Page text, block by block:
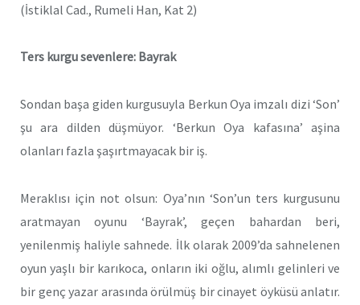
(İstiklal Cad., Rumeli Han, Kat 2)
Ters kurgu sevenlere: Bayrak
Sondan başa giden kurgusuyla Berkun Oya imzalı dizi ‘Son’
şu ara dilden düşmüyor. ‘Berkun Oya kafasına’ aşina
olanları fazla şaşırtmayacak bir iş.
Meraklısı için not olsun: Oya’nın ‘Son’un ters kurgusunu
aratmayan oyunu ‘Bayrak’, geçen bahardan beri,
yenilenmiş haliyle sahnede. İlk olarak 2009’da sahnelenen
oyun yaşlı bir karıkoca, onların iki oğlu, alımlı gelinleri ve
bir genç yazar arasında örülmüş bir cinayet öyküsü anlatır.